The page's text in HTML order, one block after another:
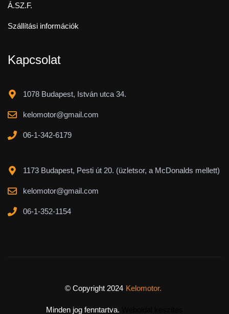
Á.SZ.F.
Szállítási információk
Kapcsolat
1078 Budapest, István utca 34.
kelomotor@gmail.com
06-1-342-6179
1173 Budapest, Pesti út 20. (üzletsor, a McDonalds mellett)
kelomotor@gmail.com
06-1-352-1154
© Copyright 2024 Kelomotor.
Minden jog fenntartva.